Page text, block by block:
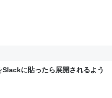
に貼ったら展開されるよう